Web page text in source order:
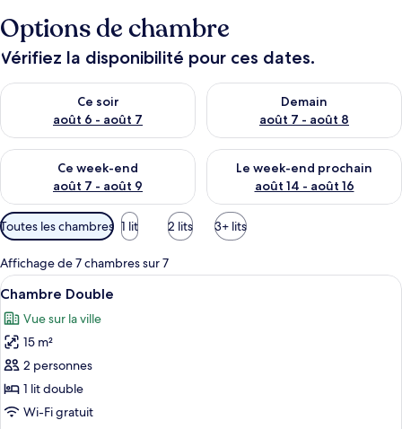
Options de chambre
Vérifiez la disponibilité pour ces dates.
Ce soir
août 6 - août 7
Vérifier la disponibilité pour ce soir août 6 - août 7
Demain
août 7 - août 8
Vérifier la disponibilité pour
Ce week-end
août 7 - août 9
Vérifier la disponibilité pour ce week-end août 7 - août 9
Le week-end prochain
août 14 - août 16
Vérifier la disponibilité pour
Filtres
disponibles
pour
les
chambres
Toutes les chambres 1 lit 2 lits 3+ lits
Affichage de 7 chambres sur 7
Afficher
toutes
les
photos
pour
ce
type
Une chambre à coucher avec un lit,
19
Chambre Double
Vue sur la ville
15 m²
2 personnes
1 lit double
Wi-Fi gratuit